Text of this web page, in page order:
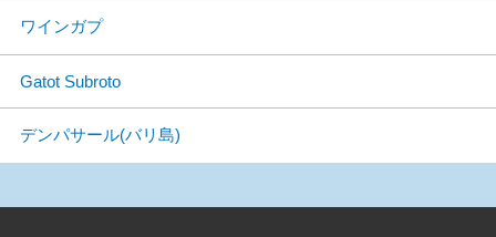
ワインガプ
Gatot Subroto
デンパサール(バリ島)